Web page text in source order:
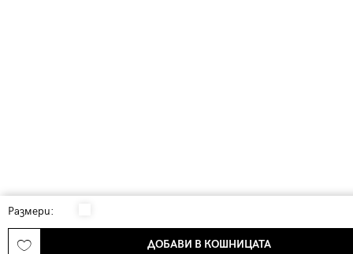
Размери:
ДОБАВИ В КОШНИЦАТА